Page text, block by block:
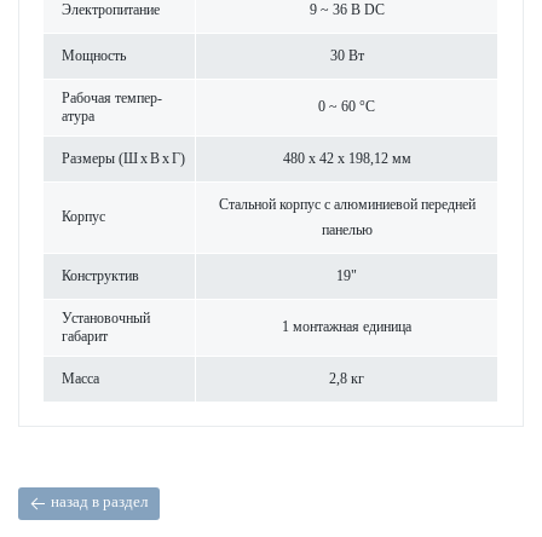
Электропитание 9 ~ 36 В DC
Мощность 30 Вт
Рабочая темпер­
атура
0 ~ 60 °C
Размеры (Ш x В x Г) 480 x 42 x 198,12 мм
Корпус
Стальной корпус с алюминиевой пер­едней
панелью
Конструктив 19"
Установочный
габарит
1 монтажная еди­ница
Масса 2,8 кг
назад в раздел